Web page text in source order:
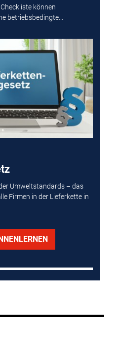
können
betriebsbedingte...
Umweltstandards – das
Firmen in der Lieferkette in